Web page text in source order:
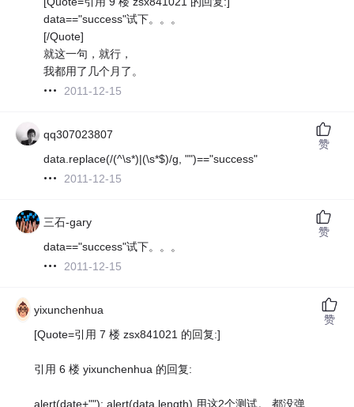
data=="success"试下。。。
[/Quote]
就这一句，就行，
我都用了几个月了。
2011-12-15
qq307023807
data.replace(/(^\s*)|(\s*$)/g, "")=="success"
2011-12-15
赞
三石-gary
data=="success"试下。。。
2011-12-15
赞
yixunchenhua
[Quote=引用 7 楼 zsx841021 的回复:]
引用 6 楼 yixunchenhua 的回复:
alert(date+""); alert(data.length) 用这2个测试。 都没弹
赞